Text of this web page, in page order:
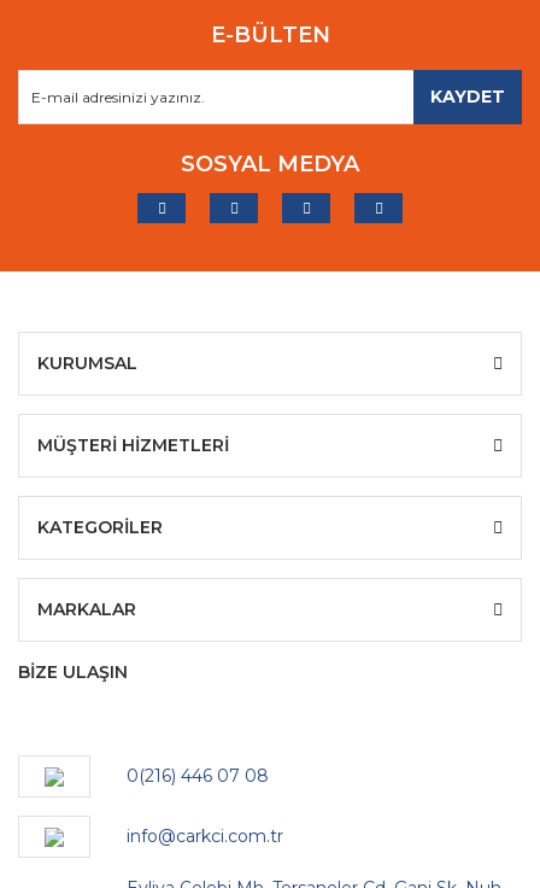
E-BÜLTEN
KAYDET
SOSYAL MEDYA
KURUMSAL
MÜŞTERİ HİZMETLERİ
KATEGORİLER
MARKALAR
BİZE ULAŞIN
0(216) 446 07 08
info@carkci.com.tr